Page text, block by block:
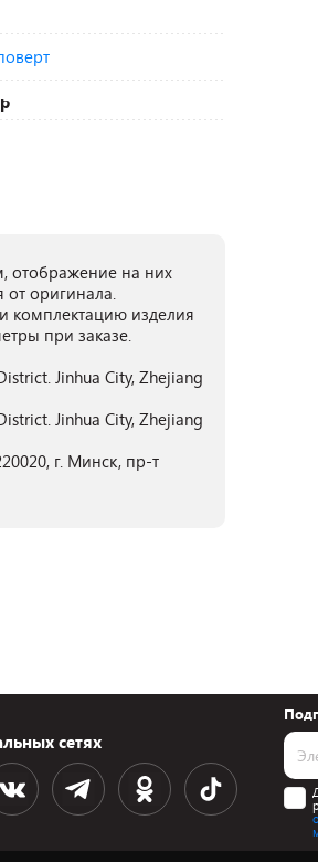
отображение на них
от оригинала.
комплектацию изделия
при заказе.
Jinhua City, Zhejiang
Jinhua City, Zhejiang
г. Минск, пр-т
сетях